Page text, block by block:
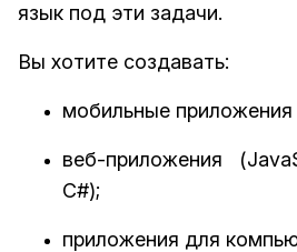
язык под эти задачи.
Вы хотите создавать:
мобильные приложения
веб-приложения
C#);
приложения для